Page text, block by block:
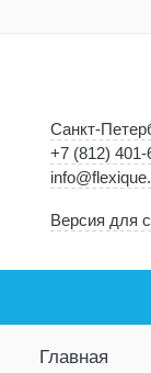
Санкт-
+7 (812) 401-
Версия для
Главная